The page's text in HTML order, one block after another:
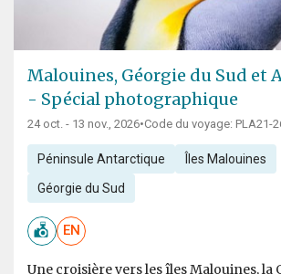
Malouines, Géorgie du Sud et
- Spécial photographique
24 oct. - 13 nov., 2026•Code du voyage: PLA21-
Péninsule Antarctique Îles Malouines
Géorgie du Sud
EN
Une croisière vers les îles Malouines, la